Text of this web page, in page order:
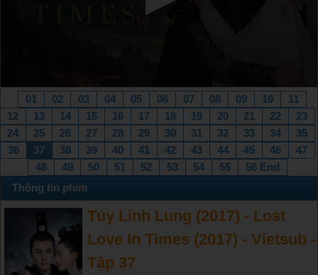
01 02 03 04 05 06 07 08 09 10
11
12
13 14 15 16 17 18 19 20 21 22
23
24
25 26 27 28 29 30 31 32 33 34
35
36
37 38 39 40 41 42 43 44 45 46
47
48
49 50 51 52 53 54 55
56 End
Thông tin phim
Túy Linh Lung (2017) - Lost
Love In Times (2017) - Vietsub -
Tập 37